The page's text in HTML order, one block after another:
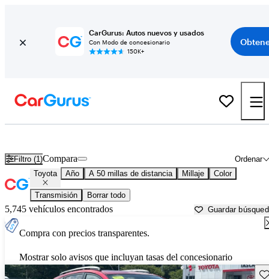
CarGurus: Autos nuevos y usados
Con Modo de concesionario
150K+
Filtro (1) Ordenar
Compara
Toyota Año A 50 millas de distancia Millaje Color
Transmisión Borrar todo
5,745 vehículos encontrados Guardar
Compra con precios transparentes.
Mostrar solo avisos que incluyan tasas del concesionario